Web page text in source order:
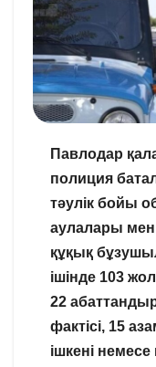
Павлодар
полиция
тәулік бойы
аулалары мен
құқық
ішінде 103
22
фактісі, 15
ішкені